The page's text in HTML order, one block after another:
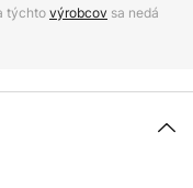
týchtovýrobcov sa nedá